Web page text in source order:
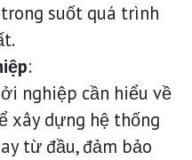
suốt quá trình
:
nghiệp cần hiểu về
xây dựng hệ thống
từ đầu, đảm bảo